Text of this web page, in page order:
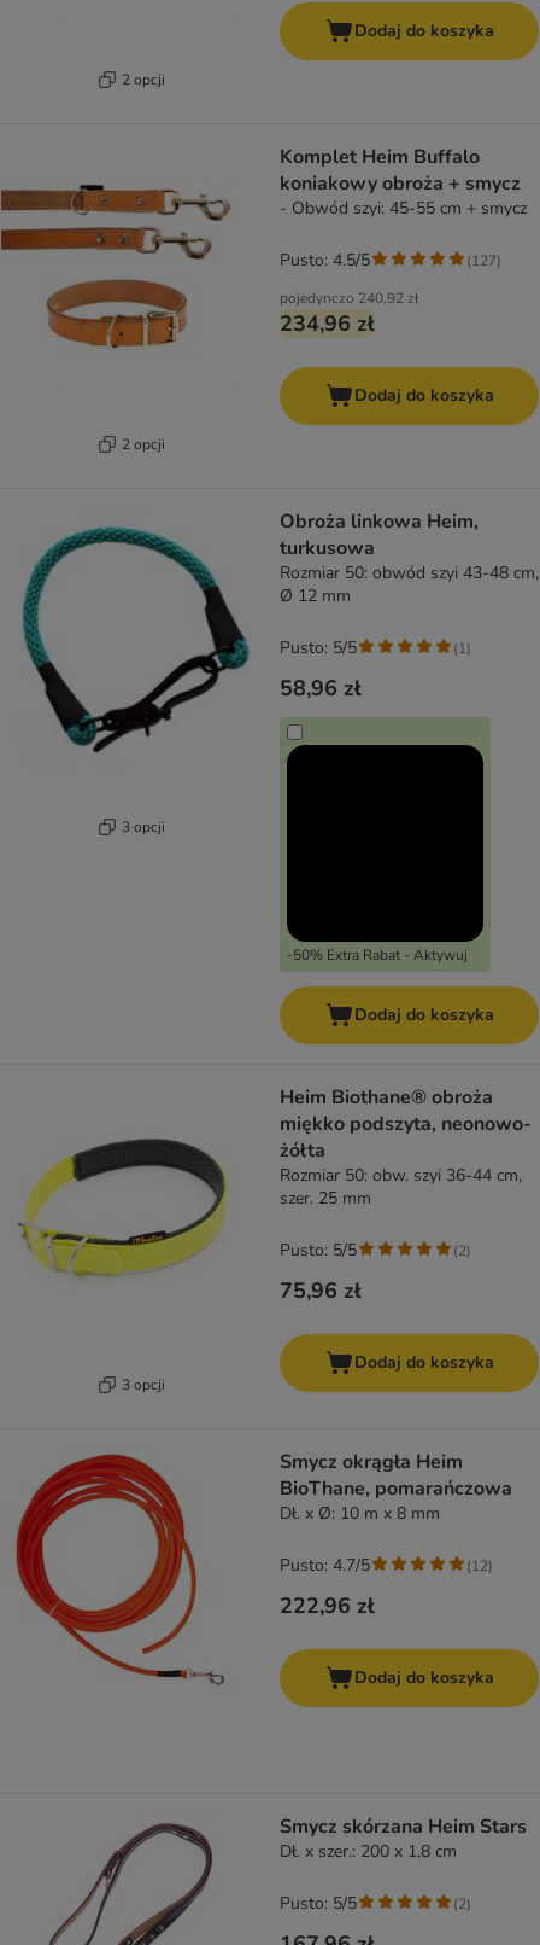
2 opcji
Dodaj do koszyka
2 opcji
Komplet Heim Buffalo
koniakowy obroża + smycz
- Obwód szyi: 45-55 cm + smycz
pojedynczo 240,92 zł
234,96 zł
Pusto: 4.5/5 (127)
Dodaj do koszyka
3 opcji
Obroża linkowa Heim,
turkusowa
Rozmiar 50: obwód szyi 43-48 cm,
Ø 12 mm
58,96 zł
-50% Extra Rabat - Aktywuj
Pusto: 5/5 (1)
Dodaj do koszyka
3 opcji
Heim Biothane® obroża
miękko podszyta, neonowo-
żółta
Rozmiar 50: obw. szyi 36-44 cm,
szer. 25 mm
75,96 zł
Pusto: 5/5 (2)
Dodaj do koszyka
Smycz okrągła Heim
BioThane, pomarańczowa
Dł. x Ø: 10 m x 8 mm
222,96 zł
Pusto: 4.7/5 (12)
Dodaj do koszyka
Smycz skórzana Heim Stars
Dł. x szer.: 200 x 1,8 cm
Pusto: 5/5 (2)